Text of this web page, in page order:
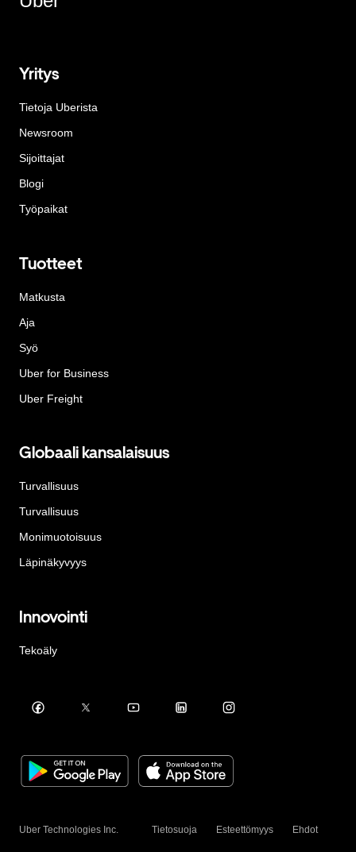
Yritys
Tietoja Uberista
Newsroom
Sijoittajat
Blogi
Työpaikat
Tuotteet
Matkusta
Aja
Syö
Uber for Business
Uber Freight
Globaali kansalaisuus
Turvallisuus
Turvallisuus
Monimuotoisuus
Läpinäkyvyys
Innovointi
Tekoäly
Uber Technologies Inc. Tietosuoja Esteettömyys Ehdot